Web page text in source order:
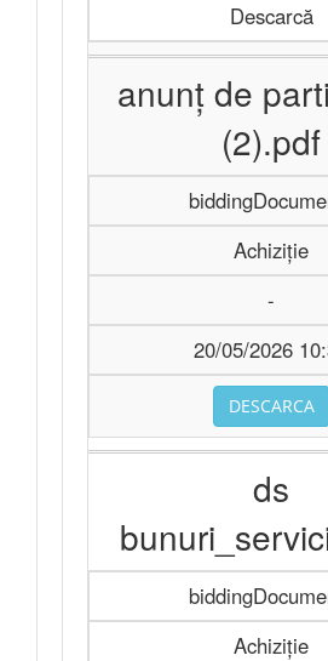
Descarcă
anunț de
(2).pdf
Achiziție
-
20/05/2026
DESCARCA
ds
Achiziție